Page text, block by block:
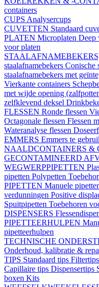
containers
CUPS Analysercups
CUVETTEN Standaard
PLATEN Microplaten Deep
voor platen
staalafnamebekers Conische
staalafnamebekers met
Vierkante containers
met wijde opening
zelfklevend deksel
FLESSEN Ronde flessen
Octagonale flessen Flessen
Wateranalyse flessen
EMMERS Emmers te
NAALDCONTAINERS &
GECONTAMINEERD
WEGWERPPIPETTEN
pipetten Polypetten
PIPETTEN Manuele
verdunningen Positive
Spuitpipetten Toebehoren
DISPENSERS
PIPETTEERHULPEN
pipetteerhulpen
TECHNISCHE
Onderhoud, kalibratie &
TIPS Standaard tips Filtertips
Capillaire tips Dispensertips
boxen Kits